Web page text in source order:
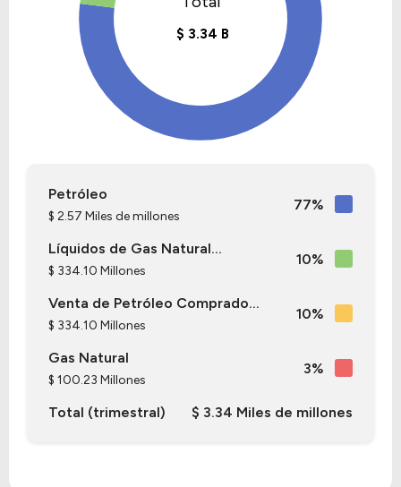
Petróleo
$ 2.57 Miles de millones
77%
Líquidos de Gas Natural...
$ 334.10 Millones
10%
Venta de Petróleo Comprado...
$ 334.10 Millones
10%
Gas Natural
$ 100.23 Millones
3%
Total (trimestral) $ 3.34 Miles de millones